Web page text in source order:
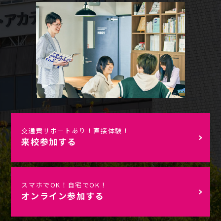
交通費サポートあり！直接体験！
来校参加する
スマホでOK！自宅でOK！
オンライン参加する